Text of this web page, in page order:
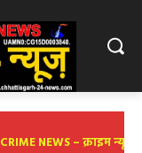
CRIME NEWS – क्राइम न्यूज़